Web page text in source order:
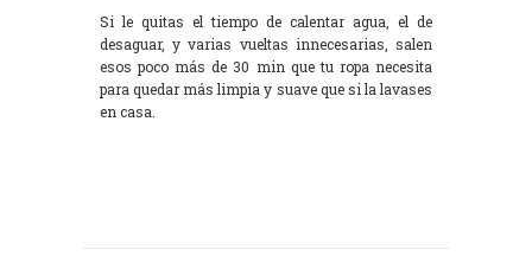
Si le quitas el tiempo de calentar agua, el de
desaguar, y varias vueltas innecesarias, salen
esos poco más de 30 min que tu ropa necesita
para quedar más limpia y suave que si la lavases
en casa.